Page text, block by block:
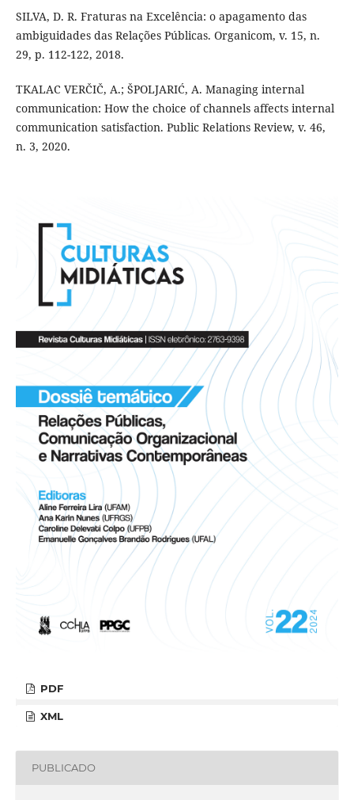
SILVA, D. R. Fraturas na Excelência: o apagamento das
ambiguidades das Relações Públicas. Organicom, v. 15, n.
29, p. 112-122, 2018.
TKALAC VERČIČ, A.; ŠPOLJARIĆ, A. Managing internal
communication: How the choice of channels affects internal
communication satisfaction. Public Relations Review, v. 46,
n. 3, 2020.
PDF
XML
PUBLICADO